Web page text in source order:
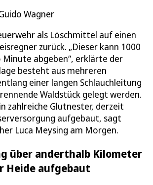
Wagner
als Löschmittel auf einen
zurück. „Dieser kann 1000
Minute abgeben“, erklärte der
besteht aus mehreren
einer langen Schlauchleitung
Waldstück gelegt werden.
zahlreiche Glutnester, derzeit
aufgebaut, sagt
Luca Meysing am Morgen.
über anderthalb Kilometer
Heide aufgebaut